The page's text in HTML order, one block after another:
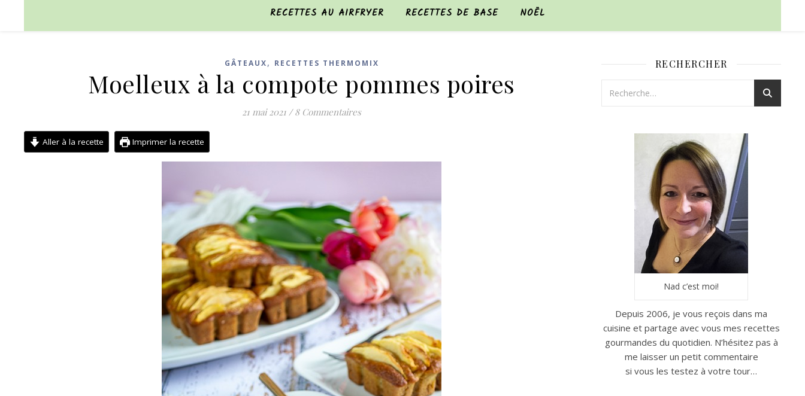
RECETTES AU AIRFRYER RECETTES DE BASE NOËL
GÂTEAUX, RECETTES THERMOMIX
Moelleux à la compote pommes poires
21 mai 2021 / 8 Commentaires
Aller à la recette Imprimer la recette
RECHERCHER
Nad c’est moi!
Depuis 2006, je vous reçois dans ma
cuisine et partage avec vous mes recettes
gourmandes du quotidien. N’hésitez pas à
me laisser un petit commentaire
si vous les testez à votre tour…